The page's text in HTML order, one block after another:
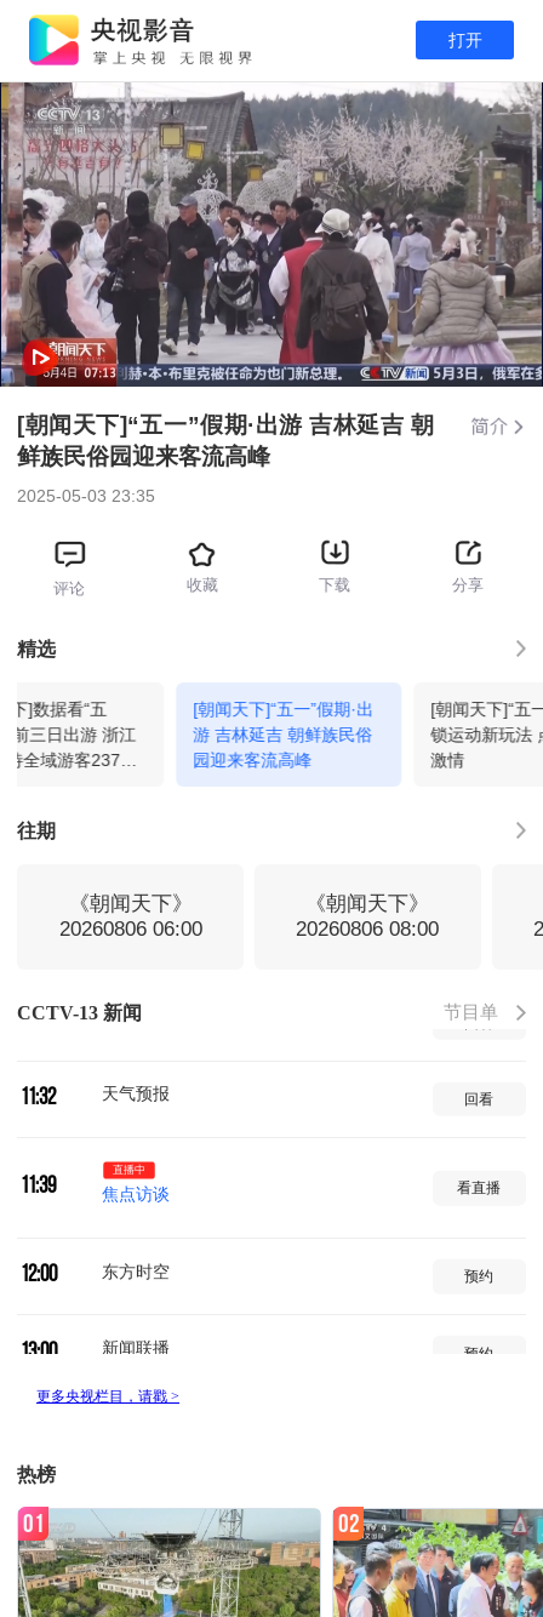
打开
[朝闻天下]“五一”假期·出游 吉林延吉 朝
鲜族民俗园迎来客流高峰
2025-05-03 23:35
评论 收藏 下载 分享
精选
下]数据看“五
前三日出游 浙江
待全域游客2374.8
[朝闻天下]“五一”假期·出
游 吉林延吉 朝鲜族民俗
园迎来客流高峰
[朝闻天下]“五
锁运动新玩法
激情
往期
《朝闻天下》
20260806 06:00
《朝闻天下》
20260806 08:00
CCTV-13 新闻 节目单
06:00
07:00 新闻直播间 回看
新闻直播间
共同关注
11:00 新闻联播 回看
11:32 天气预报 回看
11:39
直播中
焦点访谈 看直播
12:00 东方时空 预约
13:00 新闻联播 预约
14:00 预约
14:30 环球视线 预约
热榜
01 02